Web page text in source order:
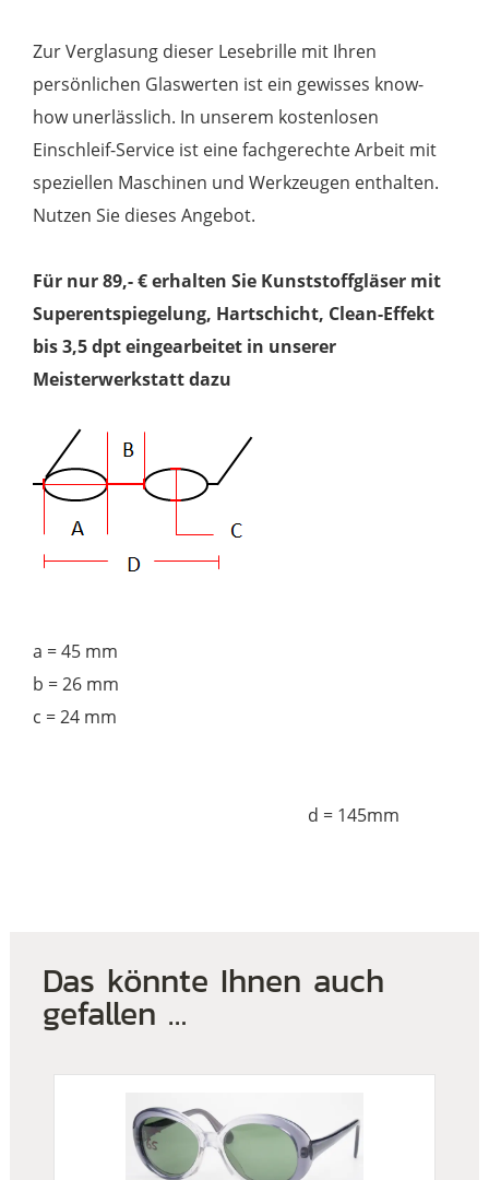
Zur Verglasung dieser Lesebrille mit Ihren
persönlichen Glaswerten ist ein gewisses know-
how unerlässlich. In unserem kostenlosen
Einschleif-Service ist eine fachgerechte Arbeit mit
speziellen Maschinen und Werkzeugen enthalten.
Nutzen Sie dieses Angebot.
Für nur 89,- € erhalten Sie Kunststoffgläser mit
Superentspiegelung, Hartschicht, Clean-Effekt
bis 3,5 dpt eingearbeitet in unserer
Meisterwerkstatt dazu
a = 45 mm
b = 26 mm
c = 24 mm
d = 145mm
Das könnte Ihnen auch
gefallen …